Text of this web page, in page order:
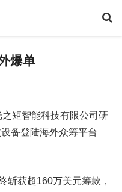
爆单
矩智能科技有限公司研
备登陆海外众筹平台
斩获超160万美元筹款，